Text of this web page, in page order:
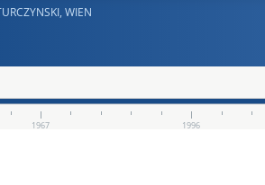
WIEN
1967 1996